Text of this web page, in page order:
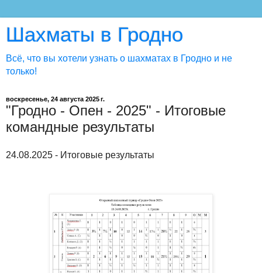
Шахматы в Гродно
Всё, что вы хотели узнать о шахматах в Гродно и не
только!
воскресенье, 24 августа 2025 г.
"Гродно - Опен - 2025" - Итоговые
командные результаты
24.08.2025 - Итоговые результаты